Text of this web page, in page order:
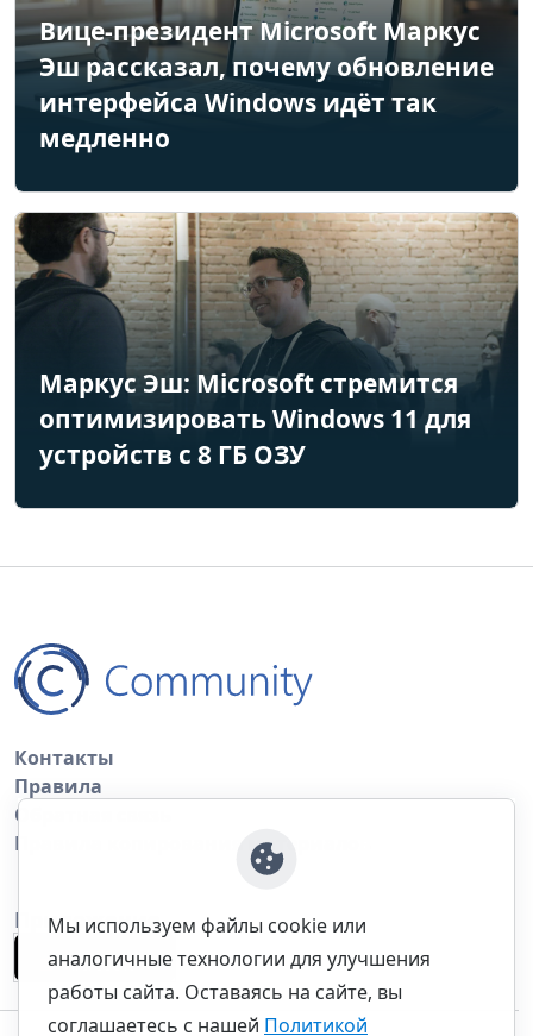
Вице-президент Microsoft Маркус
Эш рассказал, почему обновление
интерфейса Windows идёт так
медленно
Маркус Эш: Microsoft стремится
оптимизировать Windows 11 для
устройств с 8 ГБ ОЗУ
Контакты
Правила
Обратная связь
Правила копирования материалов
Приложение
Мы используем файлы cookie или
аналогичные технологии для улучшения
работы сайта. Оставаясь на сайте, вы
соглашаетесь с нашей Политикой